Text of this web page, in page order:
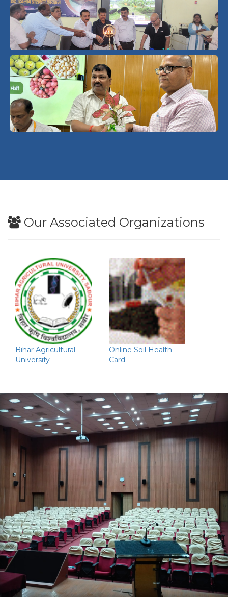
Our Associated Organizations
Bihar Agricultural
University
Bihar Agricultural
Online Soil Health
Card
Online Soil Health
RPCA University
Dr. Rajendra Prasad
Central Agricultural
University Pusa,
Samastipur
IFFCO Kisan Mobile
App (Manual)
IFFCO Kisan-
Agriculture App